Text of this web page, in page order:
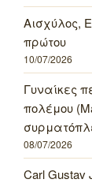
Αισχύλος,
πρώτου
10/07/2026
Γυναίκες
πολέμου
08/07/2026
Carl Gustav